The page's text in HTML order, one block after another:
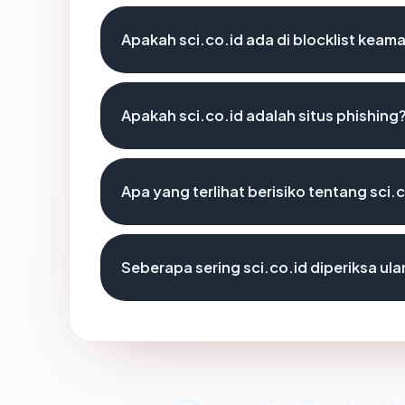
Apakah sci.co.id ada di blocklist
Apakah sci.co.id adalah situs phishing?
Apa yang terlihat berisiko tentang
Seberapa sering sci.co.id diperiksa